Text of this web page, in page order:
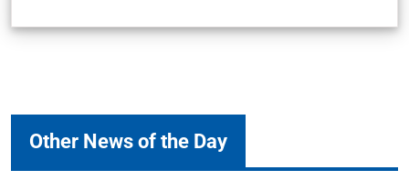
Other News of the Day